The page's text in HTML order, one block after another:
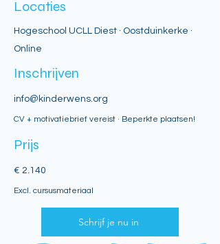
Locaties
Hogeschool UCLL Diest · Oostduinkerke ·
Online
Inschrijven
info@kinderwens.org
CV + motivatiebrief vereist · Beperkte plaatsen!
Prijs
€ 2.140
Excl. cursusmateriaal
Schrijf je nu in